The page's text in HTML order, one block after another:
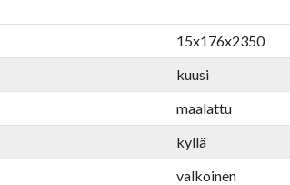
15x176x2350
kuusi
maalattu
kyllä
valkoinen